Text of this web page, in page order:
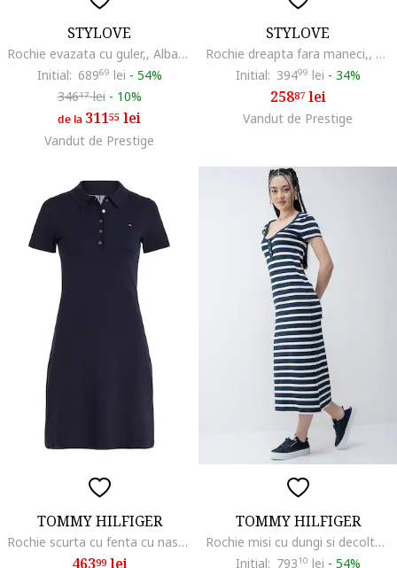
STYLOVE
Rochie evazata cu guler,, Albastru
Initial: 68969 lei - 54%
34617lei - 10%
de la 31155 lei
Vandut de Prestige
STYLOVE
Rochie dreapta fara maneci,, Albastru
Initial: 39499 lei - 34%
25887lei
Vandut de Prestige
TOMMY HILFIGER
Rochie scurta cu fenta cu nasturi, Albastru ultramarin
46399lei
TOMMY HILFIGER
Rochie misi cu dungi si decolteu rotund, Alb/Bleumarin
Initial: 79310 lei - 54%